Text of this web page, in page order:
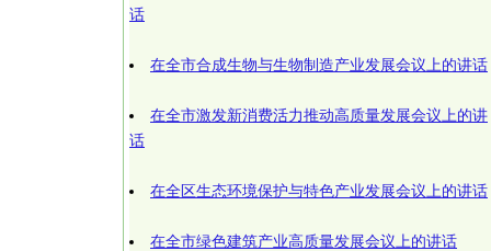
话
在全市合成生物与生物制造产业发展会议上的讲话
在全市激发新消费活力推动高质量发展会议上的讲
话
在全区生态环境保护与特色产业发展会议上的讲话
在全市绿色建筑产业高质量发展会议上的讲话